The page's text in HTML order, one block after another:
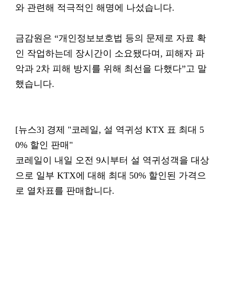
와 관련해 적극적인 해명에 나섰습니다.
금감원은 “개인정보보호법 등의 문제로 자료 확
인 작업하는데 장시간이 소요됐다며, 피해자 파
악과 2차 피해 방지를 위해 최선을 다했다”고 말
했습니다.
[뉴스3] 경제 "코레일, 설 역귀성 KTX 표 최대 5
0% 할인 판매"
코레일이 내일 오전 9시부터 설 역귀성객을 대상
으로 일부 KTX에 대해 최대 50% 할인된 가격으
로 열차표를 판매합니다.